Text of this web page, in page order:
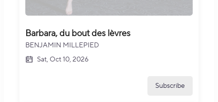
Barbara, du bout des lèvres
BENJAMIN MILLEPIED
Sat, Oct 10, 2026
Subscribe